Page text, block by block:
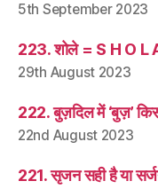
5th September 2023
223. शोले = S H O L A
29th August 2023
222. बुज़दिल में ‘बुज़’
22nd August 2023
221. सृजन सही है या